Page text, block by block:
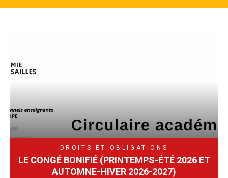
DROITS ET OBLIGATIONS
LE CONGÉ BONIFIÉ (PRINTEMPS-ÉTÉ 2026 ET
AUTOMNE-HIVER 2026-2027)